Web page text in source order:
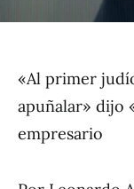
«Al primer
apuñalar» dijo
empresario